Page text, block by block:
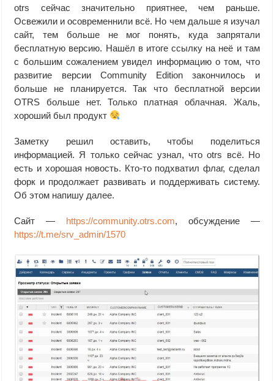
otrs сейчас значительно приятнее, чем раньше.
Освежили и осовременнили всё. Но чем дальше я изучал
сайт, тем больше не мог понять, куда запрятали
бесплатную версию. Нашёл в итоге ссылку на неё и там
с большим сожалением увидел информацию о том, что
развитие версии Community Edition закончилось и
больше не планируется. Так что бесплатной версии
OTRS больше нет. Только платная облачная. Жаль,
хороший был продукт
Заметку решил оставить, чтобы поделиться
информацией. Я только сейчас узнал, что otrs всё. Но
есть и хорошая новость. Кто-то подхватил флаг, сделал
форк и продолжает развивать и поддерживать систему.
Об этом напишу далее.
Сайт — https://community.otrs.com, обсуждение —
https://t.me/srv_admin/1570